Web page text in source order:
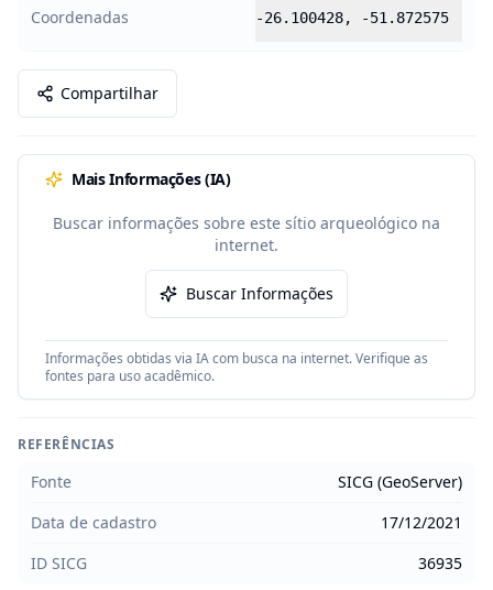
Coordenadas -26.100428, -51.872575
Compartilhar
Mais Informações (IA)
Buscar informações sobre este sítio arqueológico na
internet.
Buscar Informações
Informações obtidas via IA com busca na internet. Verifique as
fontes para uso acadêmico.
REFERÊNCIAS
Fonte
SICG (GeoServer)
Data de cadastro
17/12/2021
ID SICG
36935